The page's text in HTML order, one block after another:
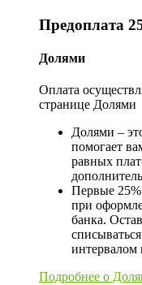
Предоплата
Долями
Оплата
странице Долями
Долями –
помогает
равных
Первые
при
банка.
интервалом
Подробнее о